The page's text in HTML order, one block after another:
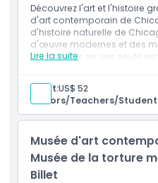
Comment échanger
Découvrez l'art et l'histoire
d'art contemporain de
d'histoire naturelle de
d'œuvre modernes et des
fascinantes en une seule
Lire la suite
Adult:US$ 52
Seniors/Teachers/
Musée d'art
Musée de la torture
Billet